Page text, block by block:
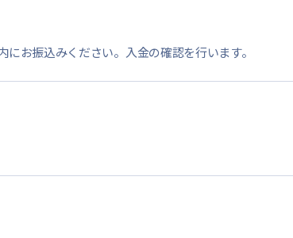
お振込みください。入金の確認を行います。